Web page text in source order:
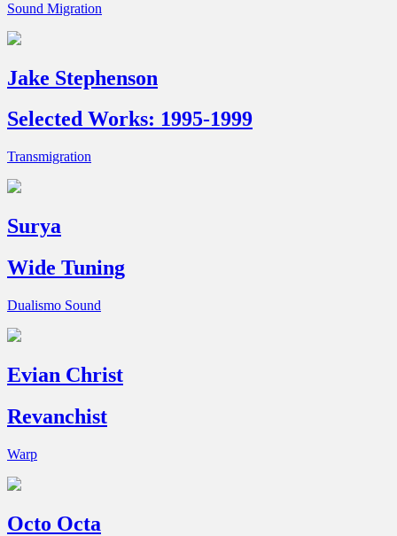
Sound Migration
Jake Stephenson
Selected Works: 1995-1999
Transmigration
Surya
Wide Tuning
Dualismo Sound
Evian Christ
Revanchist
Warp
Octo Octa